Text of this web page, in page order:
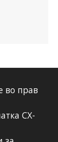
во прав
CX-